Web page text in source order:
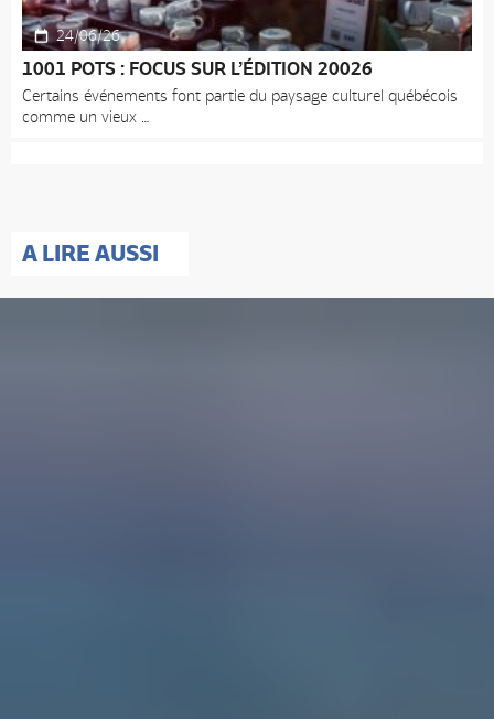
24/06/26
1001 POTS : FOCUS SUR L’ÉDITION 20026
Certains événements font partie du paysage culturel québécois
comme un vieux
A LIRE AUSSI